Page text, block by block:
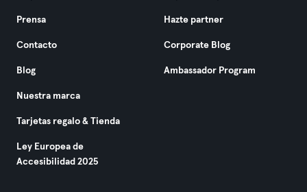
Prensa
Contacto
Blog
Nuestra marca
Tarjetas regalo & Tienda
Ley Europea de
Accesibilidad 2025
Hazte partner
Corporate Blog
Ambassador Program